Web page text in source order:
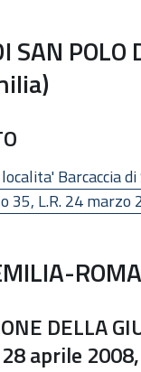
SAN POLO
Barcaccia
35, L.R. 24 marzo
DELLA
28 aprile